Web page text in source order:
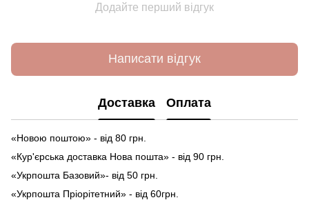
Додайте перший відгук
Написати відгук
Доставка Оплата
«Новою поштою» - від 80 грн.
«Кур'єрська доставка Нова пошта» - від 90 грн.
«Укрпошта Базовий»- від 50 грн.
«Укрпошта Пріорітетний» - від 60грн.